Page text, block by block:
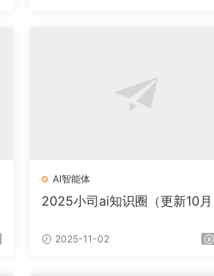
AI智能体
2025小司ai知识圈（更新10
2025-11-02